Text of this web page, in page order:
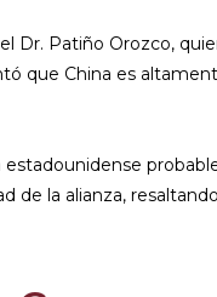
Dr. Patiño Orozco,
que China es
de la alianza,